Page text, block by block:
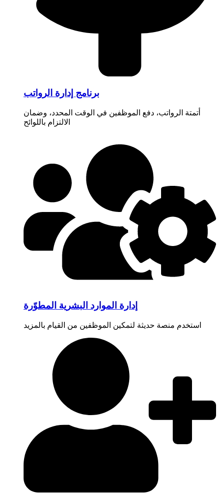
برنامج إدارة الرواتب
أتمتة الرواتب، دفع الموظفين في الوقت المحدد، وضمان
الالتزام باللوائح
إدارة الموارد البشرية المطوّرة
استخدم منصة حديثة لتمكين الموظفين من القيام بالمزيد